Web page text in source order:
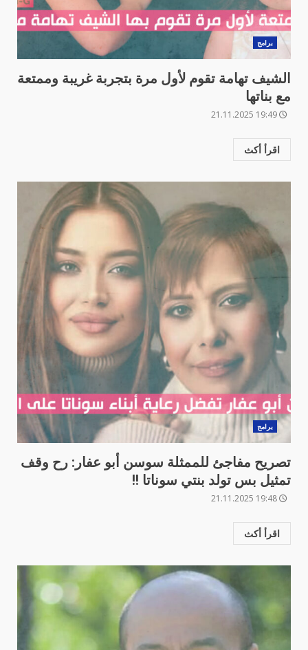
برامج
الشيف تهامة تقوم لأول مرة بتجربة غريبة وممتعة
مع بناتها
اقرأ أكث
برامج
تصريح مفاجئ للممثلة سوسن أبو عفار: رح وقف
تمثيل بس تولد بنتي سوناتا !!
اقرأ أكث